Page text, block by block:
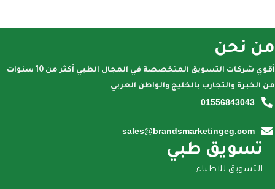
من نحن
أقوي شركات التسويق المتخصصة في المجال الطبي أكثر من 10 سنوات
من الخبرة والتجارب بالخليج والواطن العربي
01556843043
sales@brandsmarketingeg.com
تسويق طبي
التسويق للاطباء